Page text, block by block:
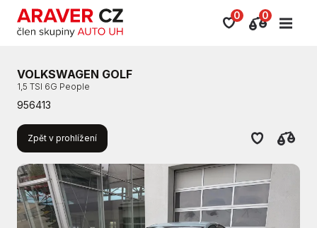
0 0
VOLKSWAGEN GOLF
1,5 TSI 6G People
956413
Zpět v prohlížení